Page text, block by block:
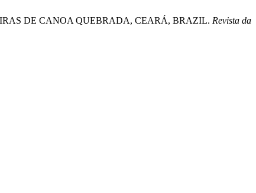
DE CANOA QUEBRADA, CEARÁ, BRAZIL. Revista da